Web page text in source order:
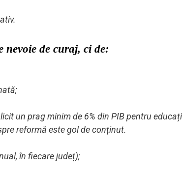
de curaj, ci de:
un prag minim de 6% din PIB pentru
reformă este gol de conținut.
în fiecare județ);